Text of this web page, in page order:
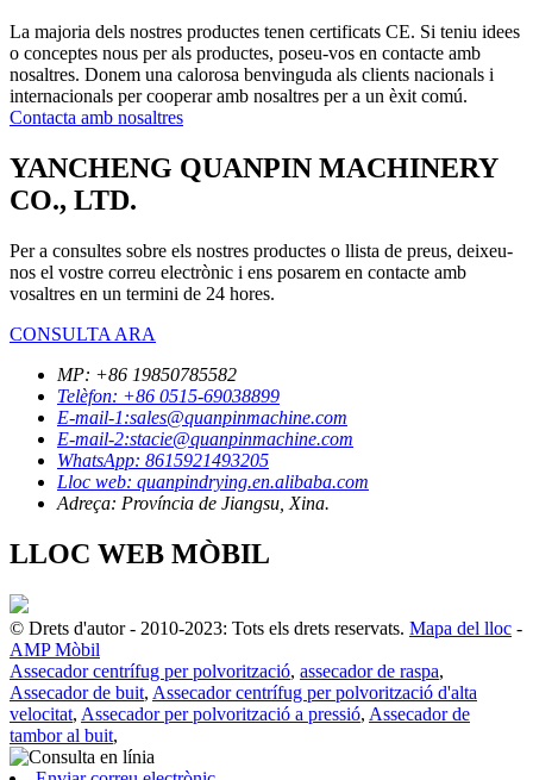
La majoria dels nostres productes tenen certificats CE. Si teniu idees
o conceptes nous per als productes, poseu-vos en contacte amb
nosaltres. Donem una calorosa benvinguda als clients nacionals i
internacionals per cooperar amb nosaltres per a un èxit comú.
Contacta amb nosaltres
YANCHENG QUANPIN MACHINERY
CO., LTD.
Per a consultes sobre els nostres productes o llista de preus, deixeu-
nos el vostre correu electrònic i ens posarem en contacte amb
vosaltres en un termini de 24 hores.
CONSULTA ARA
MP: +86 19850785582
Telèfon: +86 0515-69038899
E-mail-1:sales@quanpinmachine.com
E-mail-2:stacie@quanpinmachine.com
WhatsApp: 8615921493205
Lloc web: quanpindrying.en.alibaba.com
Adreça: Província de Jiangsu, Xina.
LLOC WEB MÒBIL
© Drets d'autor - 2010-2023: Tots els drets reservats. Mapa del lloc -
AMP Mòbil
Assecador centrífug per polvorització, assecador de raspa,
Assecador de buit, Assecador centrífug per polvorització d'alta
velocitat, Assecador per polvorització a pressió, Assecador de
tambor al buit,